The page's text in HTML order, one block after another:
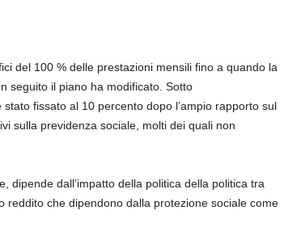
del 100 % delle prestazioni mensili fino a quando la
seguito il piano ha modificato. Sotto
fissato al 10 percento dopo l’ampio rapporto sul
sulla previdenza sociale, molti dei quali non
dipende dall’impatto della politica della politica tra
reddito che dipendono dalla protezione sociale come